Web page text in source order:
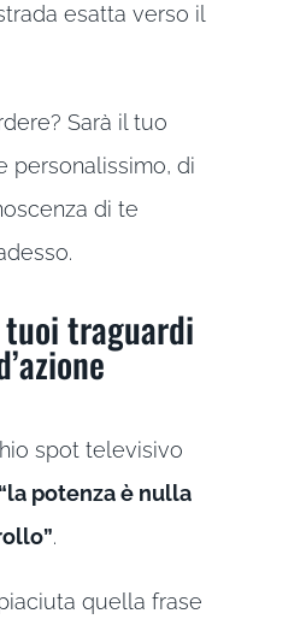
esatta verso il
Sarà il tuo
personalissimo, di
di te
traguardi
spot televisivo
“la potenza è nulla
.
quella frase